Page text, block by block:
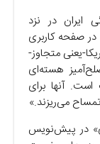
ایران در نزد
در صفحه کاربری
یعنی متجاوز-
هسته‌ای
آنها برای
می‌ریزند.»
در پیش‌نویس